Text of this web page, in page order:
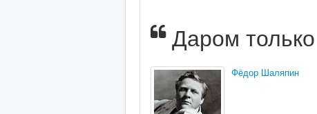
Даром
Фёдор Шаляпин